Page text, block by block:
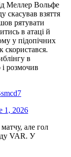
Меллер Вольфе
скасував взяття
рятувати
в атаці й
у підопічних
скористався.
в
розмочив
1, 2026
але гол
VAR. У